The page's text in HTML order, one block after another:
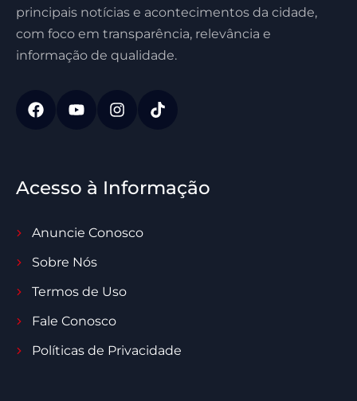
principais notícias e acontecimentos da cidade,
com foco em transparência, relevância e
informação de qualidade.
Acesso à Informação
Anuncie Conosco
Sobre Nós
Termos de Uso
Fale Conosco
Políticas de Privacidade